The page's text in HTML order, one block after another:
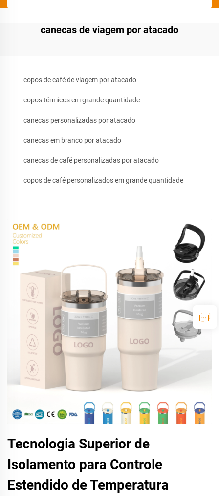
canecas de viagem por atacado
copos de café de viagem por atacado
copos térmicos em grande quantidade
canecas personalizadas por atacado
canecas em branco por atacado
canecas de café personalizadas por atacado
copos de café personalizados em grande quantidade
Tecnologia Superior de
Isolamento para Controle
Estendido de Temperatura